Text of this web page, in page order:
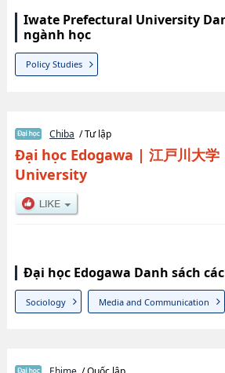
Iwate Prefectural University
ngành học
Policy Studies
Chiba / Tư lập
Đại học Edogawa | 江戸川大学
University
Đại học Edogawa Danh sách
Sociology Media and Communication